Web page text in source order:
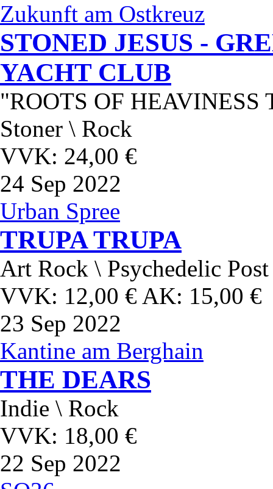
Zukunft am Ostkreuz
STONED JESUS -
YACHT CLUB
"ROOTS OF HEAVINESS
Stoner \ Rock
VVK: 24,00 €
24 Sep 2022
Urban Spree
TRUPA TRUPA
Art Rock \ Psychedelic
VVK: 12,00 € AK: 15,00 €
23 Sep 2022
Kantine am Berghain
THE DEARS
Indie \ Rock
VVK: 18,00 €
22 Sep 2022